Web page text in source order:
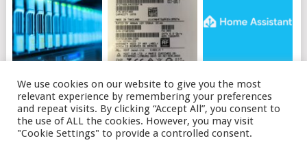
独立服务器
识别的可能原因及解决
办法
装HACS
We use cookies on our website to give you the most
relevant experience by remembering your preferences
and repeat visits. By clicking “Accept All”, you consent to
the use of ALL the cookies. However, you may visit
"Cookie Settings" to provide a controlled consent.